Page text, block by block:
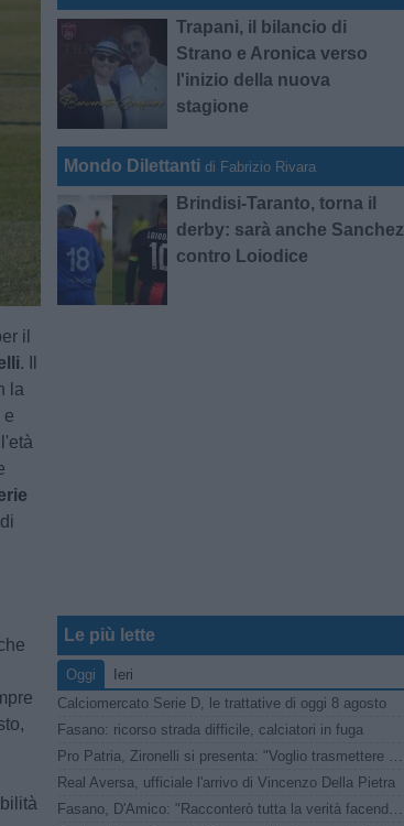
il
. Il
la
e
Trapani, il bilancio di
Strano e Aronica verso
l'inizio della nuova
stagione
Mondo Dilettanti di Fabrizio Rivara
Brindisi-Taranto, torna il
derby: sarà anche Sanchez
contro Loiodice
Le più lette
Oggi
Ieri
Calciomercato Serie D, le trattative di oggi 8 agosto
Fasano: ricorso strada difficile, calciatori in fuga
Pro Patria, Zironelli si presenta: "Voglio trasmettere entusiasmo. Il passato va cancellato"
Real Aversa, ufficiale l'arrivo di Vincenzo Della Pietra
Fasano, D'Amico: "Racconterò tutta la verità facendo nomi e cognomi"